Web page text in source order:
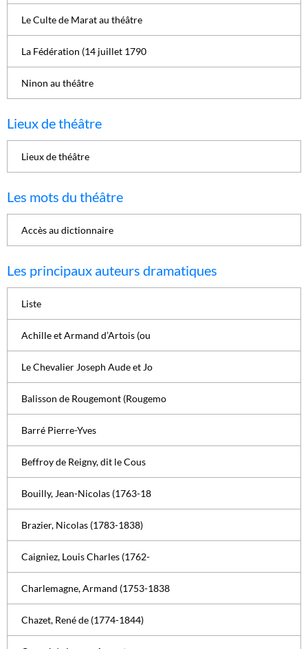
Le Culte de Marat au théâtre
La Fédération (14 juillet 1790
Ninon au théâtre
Lieux de théâtre
Lieux de théâtre
Les mots du théâtre
Accès au dictionnaire
Les principaux auteurs dramatiques
Liste
Achille et Armand d’Artois (ou
Le Chevalier Joseph Aude et Jo
Balisson de Rougemont (Rougemo
Barré Pierre-Yves
Beffroy de Reigny, dit le Cous
Bouilly, Jean-Nicolas (1763-18
Brazier, Nicolas (1783-1838)
Caigniez, Louis Charles (1762-
Charlemagne, Armand (1753-1838
Chazet, René de (1774-1844)